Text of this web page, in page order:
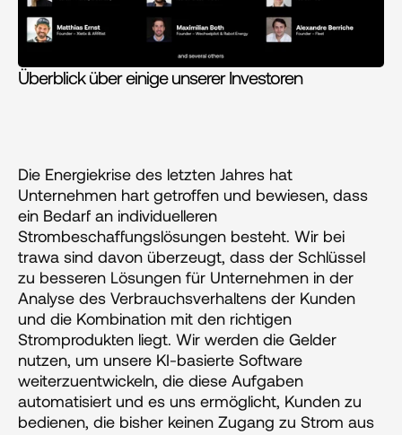
Überblick über einige unserer Investoren
Die Energiekrise des letzten Jahres hat
Unternehmen hart getroffen und bewiesen, dass
ein Bedarf an individuelleren
Strombeschaffungslösungen besteht. Wir bei
trawa sind davon überzeugt, dass der Schlüssel
zu besseren Lösungen für Unternehmen in der
Analyse des Verbrauchsverhaltens der Kunden
und die Kombination mit den richtigen
Stromprodukten liegt. Wir werden die Gelder
nutzen, um unsere KI-basierte Software
weiterzuentwickeln, die diese Aufgaben
automatisiert und es uns ermöglicht, Kunden zu
bedienen, die bisher keinen Zugang zu Strom aus